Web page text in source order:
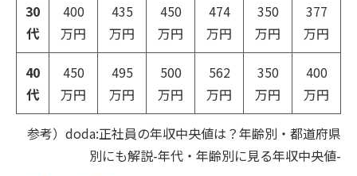
30
代
400
万円
435
万円
450
万円
474
万円
350
万円
377
万円
40
代
450
万円
495
万円
500
万円
562
万円
350
万円
400
万円
参考）doda:正社員の年収中央値は？年齢別・都道府県
別にも解説-年代・年齢別に見る年収中央値-